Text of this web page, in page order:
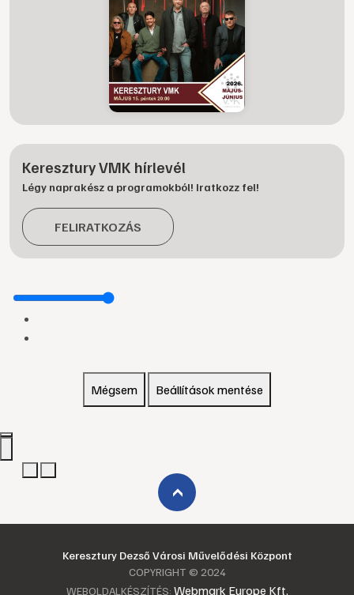
Keresztury VMK hírlevél
Légy naprakész a programokból! Iratkozz fel!
FELIRATKOZÁS
Mégsem Beállítások mentése
›
Keresztury Dezső Városi Művelődési Központ
COPYRIGHT © 2024
WEBOLDALKÉSZÍTÉS: Webmark Europe Kft.